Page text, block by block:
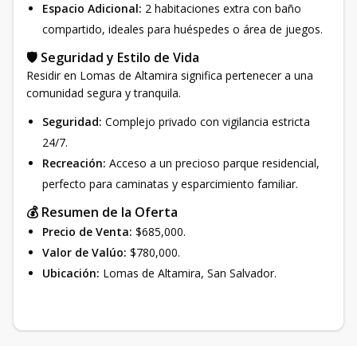
Espacio Adicional: 2 habitaciones extra con baño
compartido, ideales para huéspedes o área de juegos.
🛡️ Seguridad y Estilo de Vida
Residir en Lomas de Altamira significa pertenecer a una
comunidad segura y tranquila.
Seguridad: Complejo privado con vigilancia estricta
24/7.
Recreación: Acceso a un precioso parque residencial,
perfecto para caminatas y esparcimiento familiar.
💰 Resumen de la Oferta
Precio de Venta: $685,000.
Valor de Valúo: $780,000.
Ubicación: Lomas de Altamira, San Salvador.